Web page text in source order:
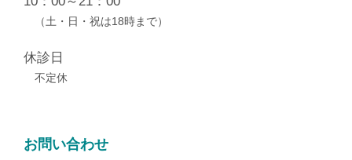
（土・日・祝は18時まで）
休診日
不定休
お問い合わせ